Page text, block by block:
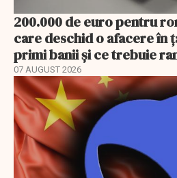
200.000 de euro pentru
care deschid o afacere în
primi banii și ce trebuie
07 AUGUST 2026